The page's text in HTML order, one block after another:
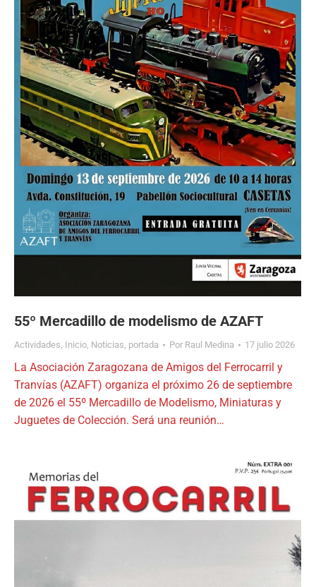
55º Mercadillo de modelismo de AZAFT
Actividades, Inicio, Noticias, portada Por Raul Medina 17 julio 2026
La Asociación Zaragozana de Amigos del Ferrocarril y
Tranvías (AZAFT) organiza el próximo 26 de septiembre
de 2026 el 55º Mercadillo de Modelismo, Miniaturas y
Juguetes de Colección. Será una reunión…